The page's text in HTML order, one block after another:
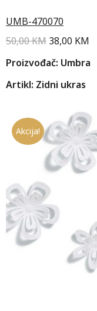
UMB-470070
50,00KM 38,00 KM
Proizvođač: Umbra
Artikl: Zidni ukras
Akcija!